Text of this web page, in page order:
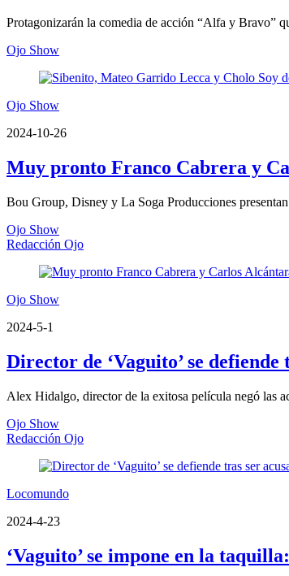
Protagonizarán la comedia de acción “Alfa y Bravo”
Ojo Show
Ojo Show
2024-10-26
Muy pronto Franco Cabrera y
Bou Group, Disney y La Soga Producciones
Ojo Show
Redacción Ojo
Ojo Show
2024-5-1
Director de ‘Vaguito’ se
Alex Hidalgo, director de la exitosa película negó las
Ojo Show
Redacción Ojo
Locomundo
2024-4-23
‘Vaguito’ se impone en la